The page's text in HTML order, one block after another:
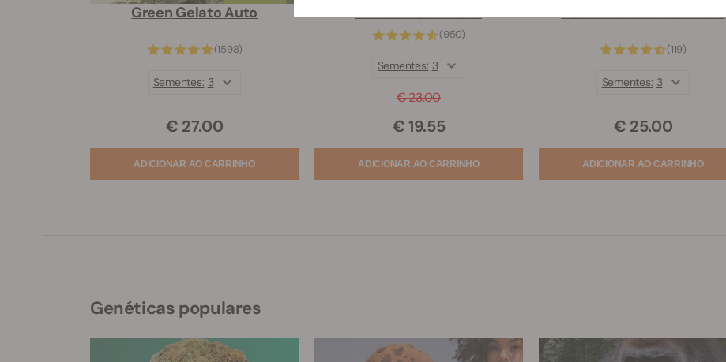
Green Gelato Auto
(1598)
€ 27.00
Sementes: 3
White Widow Auto
(950)
€ 23.00
€ 19.55
Sementes: 3
North Thunderfuck Auto
(119)
€ 25.00
Sementes: 3
Genéticas populares